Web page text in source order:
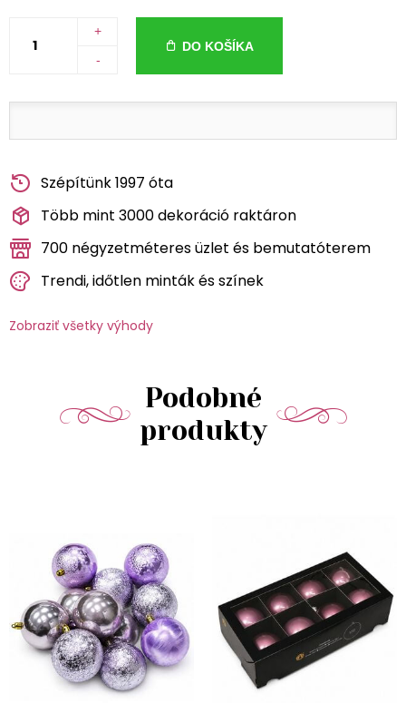
+
-
DO KOŠÍKA
Szépítünk 1997 óta
Több mint 3000 dekoráció raktáron
700 négyzetméteres üzlet és bemutatóterem
Trendi, időtlen minták és színek
Zobraziť všetky výhody
Podobné
produkty